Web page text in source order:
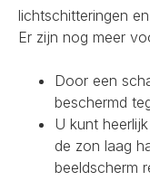
lichtschitteringen
Er zijn nog meer
Door een
beschermd
U kunt
de zon laag
beeldscherm